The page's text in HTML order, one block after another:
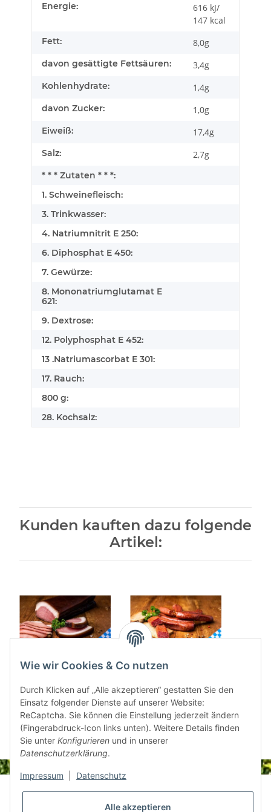
Energie:
616 kJ/
147 kcal
Fett: 8,0g
davon gesättigte Fettsäuren: 3,4g
Kohlenhydrate: 1,4g
davon Zucker: 1,0g
Eiweiß: 17,4g
Salz: 2,7g
* * * Zutaten * * *:
1. Schweinefleisch:
3. Trinkwasser:
4. Natriumnitrit E 250:
6. Diphosphat E 450:
7. Gewürze:
8. Mononatriumglutamat E
621:
9. Dextrose:
12. Polyphosphat E 452:
13 .Natriumascorbat E 301:
17. Rauch:
800 g:
28. Kochsalz:
Kunden kauften dazu folgende
Artikel:
Bauerngeräuchertes "
Schwarz" 500 g
13,43 €*
700g
20,37 €*
Informationen
Wie wir Cookies & Co nutzen
Durch Klicken auf „Alle akzeptieren“ gestatten Sie den
Einsatz folgender Dienste auf unserer Website:
ReCaptcha. Sie können die Einstellung jederzeit ändern
(Fingerabdruck-Icon links unten). Weitere Details finden
Sie unter Konfigurieren und in unserer
Datenschutzerklärung.
Impressum Datenschutz
Alle akzeptieren